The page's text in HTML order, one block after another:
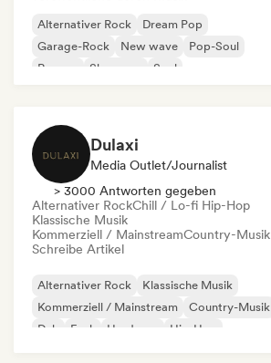
Alternativer Rock
Dream Pop
Garage-Rock
New wave
Pop-Soul
Reggae
Shoegaze Soul
Dulaxi
Media Outlet/Journalist
> 3000 Antworten gegeben
Alternativer RockChill / Lo-fi Hip-Hop
Klassische Musik
Kommerziell / MainstreamCountry-Musik
Schreibe Artikel
Alternativer Rock
Klassische Musik
Kommerziell / Mainstream
Country-Musik
Dub
Funk Hardcore Hip-Hop